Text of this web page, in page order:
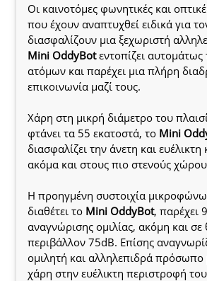
Οι καινοτόμες φωνητικές και
που έχουν αναπτυχθεί ειδικά για
διασφαλίζουν μια ξεχωριστή
Mini OddyBotεντοπίζει
ατόμων και παρέχει μια πλήρη
επικοινωνία μαζί τους.
Χάρη στη μικρή διάμετρο του
φτάνει τα 55 εκατοστά, το Mini
διασφαλίζει την άνετη και
ακόμα και στους πιο στενούς
Η προηγμένη συστοιχία
διαθέτει το Mini OddyBot, παρέχει
αναγνώρισης ομιλίας, ακόμη και
περιβάλλον 75dB. Επίσης
ομιλητή και αλληλεπιδρά
χάρη στην ευέλικτη περιστροφή